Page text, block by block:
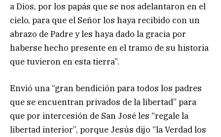
a Dios, por los papás que se nos adelantaron en el
cielo, para que el Señor los haya recibido con un
abrazo de Padre y les haya dado la gracia por
haberse hecho presente en el tramo de su historia
que tuvieron en esta tierra”.
Envió una “gran bendición para todos los padres
que se encuentran privados de la libertad” para
que por intercesión de San José les “regale la
libertad interior”, porque Jesús dijo “la Verdad los